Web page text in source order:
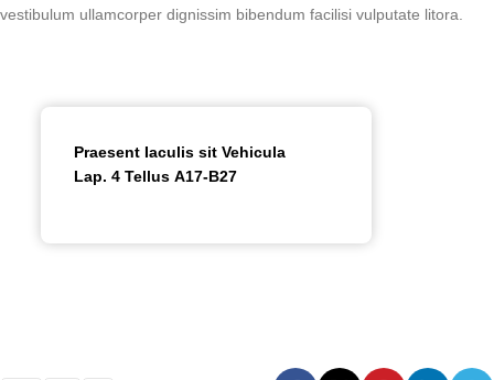
vestibulum ullamcorper dignissim bibendum facilisi vulputate litora.
Praesent Iaculis sit Vehicula
Lap. 4 Tellus A17-B27